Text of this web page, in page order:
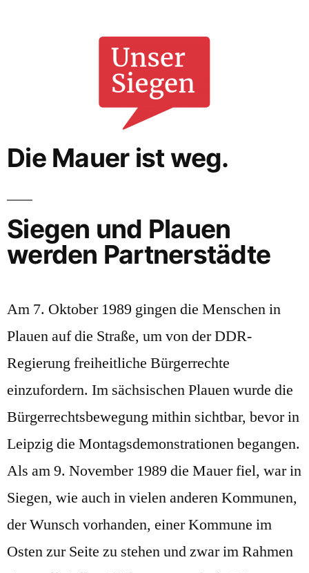
Die Mauer ist weg.
Siegen und Plauen
werden Partnerstädte
Am 7. Oktober 1989 gingen die Menschen in
Plauen auf die Straße, um von der DDR-
Regierung freiheitliche Bürgerrechte
einzufordern. Im sächsischen Plauen wurde die
Bürgerrechtsbewegung mithin sichtbar, bevor in
Leipzig die Montagsdemonstrationen begangen.
Als am 9. November 1989 die Mauer fiel, war in
Siegen, wie auch in vielen anderen Kommunen,
der Wunsch vorhanden, einer Kommune im
Osten zur Seite zu stehen und zwar im Rahmen